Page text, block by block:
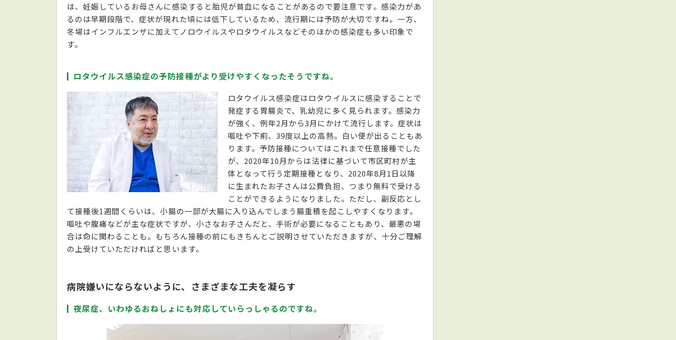
は、妊娠しているお母さんに感染すると胎児が貧血になることがあるので要注意です。感染力があ
るのは早期段階で、症状が現れた頃には低下しているため、流行期には予防が大切ですね。一方、
冬場はインフルエンザに加えてノロウイルスやロタウイルスなどそのほかの感染症も多い印象で
す。
ロタウイルス感染症の予防接種がより受けやすくなったそうですね。
ロタウイルス感染症はロタウイルスに感染することで
発症する胃腸炎で、乳幼児に多く見られます。感染力
が強く、例年2月から3月にかけて流行します。症状は
嘔吐や下痢、39度以上の高熱。白い便が出ることもあ
ります。予防接種についてはこれまで任意接種でした
が、2020年10月からは法律に基づいて市区町村が主
体となって行う定期接種となり、2020年8月1日以降
に生まれたお子さんは公費負担、つまり無料で受ける
ことができるようになりました。ただし、副反応とし
て接種後1週間くらいは、小腸の一部が大腸に入り込んでしまう腸重積を起こしやすくなります。
嘔吐や腹痛などが主な症状ですが、小さなお子さんだと、手術が必要になることもあり、最悪の場
合は命に関わることも。もちろん接種の前にもきちんとご説明させていただきますが、十分ご理解
の上受けていただければと思います。
病院嫌いにならないように、さまざまな工夫を凝らす
夜尿症、いわゆるおねしょにも対応していらっしゃるのですね。